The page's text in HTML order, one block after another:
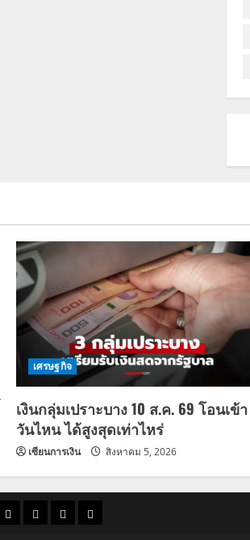
เศรษฐกิจ
เงินกลุ่มเปราะบาง 10 ส.ค. 69 โอนเข้า
วันไหน ได้สูงสุดเท่าไหร่
เซียนการเงิน สิงหาคม 5, 2026
ข่าว
ดูด
ที่
ผู้ชาย